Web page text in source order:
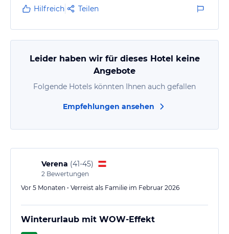
Absolute Empfehlung – wie kommen garantiert
Hilfreich Teilen
Leider haben wir für dieses Hotel keine
Angebote
Folgende Hotels könnten Ihnen auch gefallen
Empfehlungen ansehen
Verena (41-45)
2 Bewertungen
Vor 5 Monaten • Verreist als Familie im Februar 2026
Winterurlaub mit WOW-Effekt